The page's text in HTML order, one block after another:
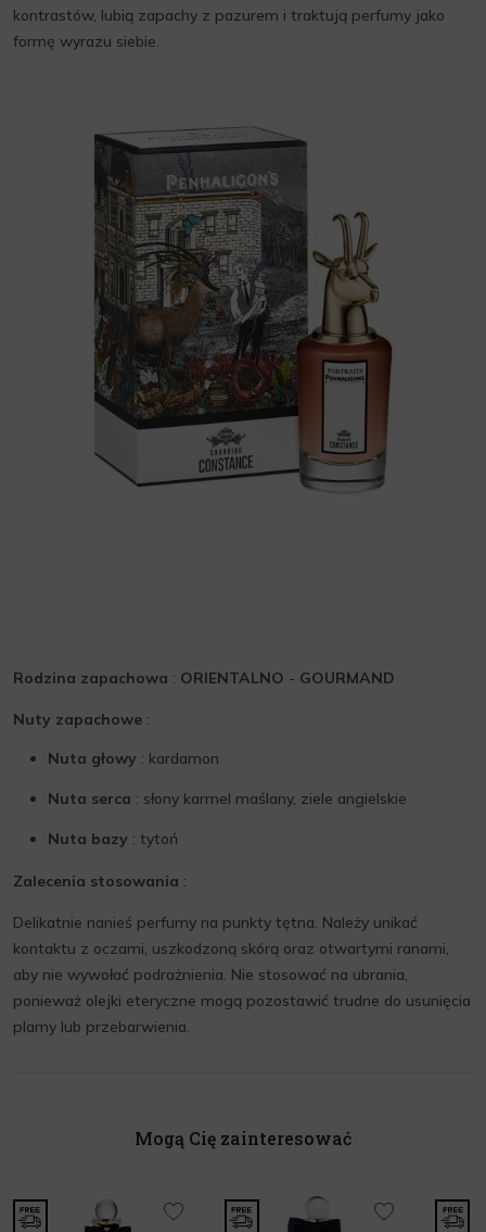
kontrastów, lubią zapachy z pazurem i traktują perfumy jako
formę wyrazu siebie.
Rodzina zapachowa : ORIENTALNO - GOURMAND
Nuty zapachowe :
Nuta głowy : kardamon
Nuta serca : słony karmel maślany, ziele angielskie
Nuta bazy : tytoń
Zalecenia stosowania :
Delikatnie nanieś perfumy na punkty tętna. Należy unikać
kontaktu z oczami, uszkodzoną skórą oraz otwartymi ranami,
aby nie wywołać podrażnienia. Nie stosować na ubrania,
ponieważ olejki eteryczne mogą pozostawić trudne do usunięcia
plamy lub przebarwienia.
Mogą Cię zainteresować